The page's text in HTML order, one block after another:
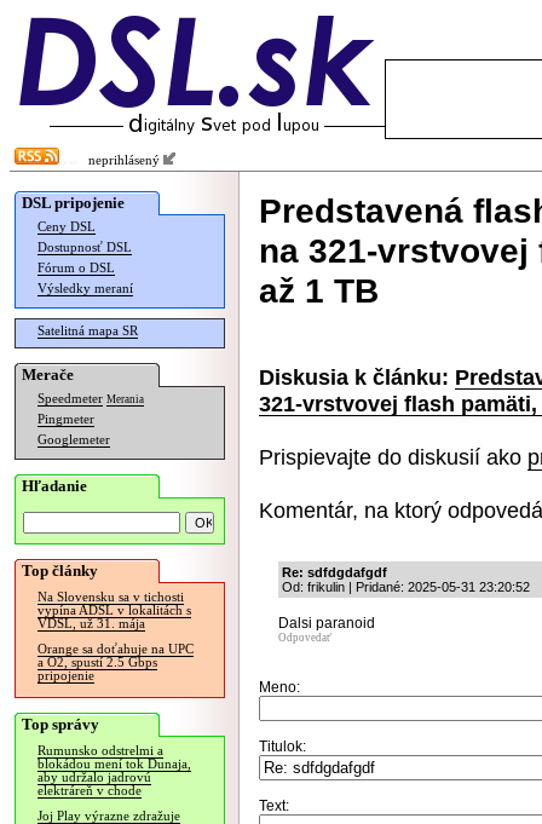
neprihlásený
DSL pripojenie
Ceny DSL
Dostupnosť DSL
Fórum o DSL
Výsledky meraní
Satelitná mapa SR
Merače
Speedmeter Merania
Pingmeter
Googlemeter
Hľadanie
Top články
Na Slovensku sa v tichosti
vypína ADSL v lokalitách s
VDSL, už 31. mája
Orange sa doťahuje na UPC
a O2, spustí 2.5 Gbps
pripojenie
Top správy
Rumunsko odstrelmi a
blokádou mení tok Dunaja,
aby udržalo jadrovú
elektráreň v chode
Joj Play výrazne zdražuje
Predstavená
na 321-
až 1 TB
Diskusia k článku:
321-vrstvovej flash
Prispievajte do diskusií ako
Komentár, na ktorý
Re: sdfdgdafgdf
Od: frikulin | Pridané: 2025-05-31 23:20:52
Dalsi paranoid
Odpovedať
Meno:
Titulok:
Text: